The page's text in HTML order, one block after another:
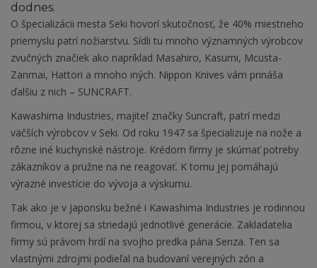
dodnes.
O špecializácii mesta Seki hovorí skutočnosť, že 40% miestneho
priemyslu patrí nožiarstvu. Sídli tu mnoho významných výrobcov
zvučných značiek ako napríklad Masahiro, Kasumi, Mcusta-
Zanmai, Hattori a mnoho iných. Nippon Knives vám prináša
ďalšiu z nich – SUNCRAFT.
Kawashima Industries, majiteľ značky Suncraft, patrí medzi
väčších výrobcov v Seki. Od roku 1947 sa špecializuje na nože a
rôzne iné kuchynské nástroje. Krédom firmy je skúmať potreby
zákazníkov a pružne na ne reagovať. K tomu jej pomáhajú
výrazné investície do vývoja a výskumu.
Tak ako je v Japonsku bežné i Kawashima Industries je rodinnou
firmou, v ktorej sa striedajú jednotlivé generácie. Zakladatelia
firmy sú právom hrdí na svojho predka pána Senza. Ten sa
vlastnými zdrojmi podieľal na budovaní verejných zón a